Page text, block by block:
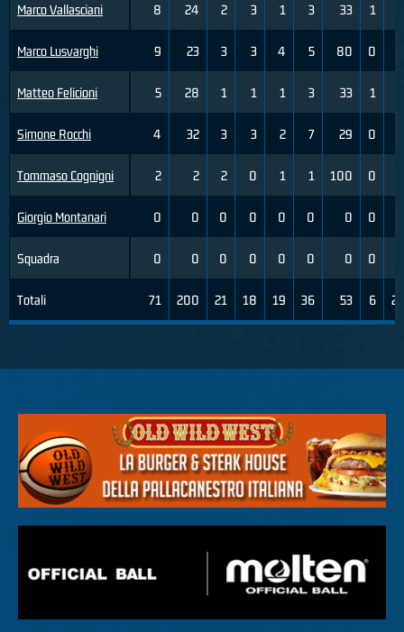
Marco Vallasciani
Marco Lusvarghi
Matteo Felicioni
Simone Rocchi
Tommaso Cognigni
Giorgio Montanari
Squadra
Totali
8 24 2 3 1 3 33 1
9 23 3 3 4 5 80 0
5 28 1 1 1 3 33 1
4 32 3 3 2 7 29 0
2 2 2 0 1 1 100 0
0 0 0 0 0 0 0 0
0 0 0 0 0 0 0 0
71 200 21 18 19 36 53 6 23